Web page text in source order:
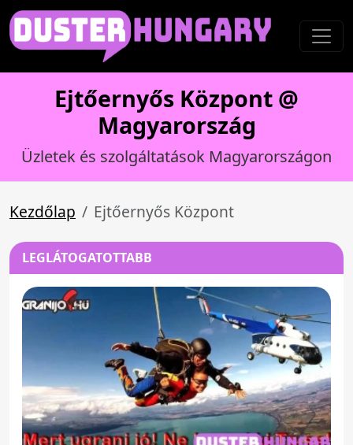
Ejtőernyős Központ @
Magyarország
Üzletek és szolgáltatások Magyarországon
Kezdőlap Ejtőernyős Központ
LEGLÁTOGATOTTABB